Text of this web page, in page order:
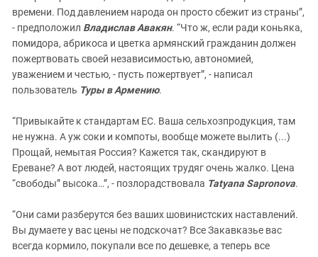
времени. Под давлением народа он просто сбежит из страны”,
- предположил Владислав Авакян. “Что ж, если ради коньяка,
помидора, абрикоса и цветка армянский гражданин должен
пожертвовать своей независимостью, автономией,
уважением и честью, - пусть пожертвует”, - написал
пользователь Туры в Армению.
“Привыкайте к стандартам ЕС. Ваша сельхозпродукция, там
не нужна. А уж соки и компоты, вообще можете вылить (...)
Прощай, немытая Россия? Кажется так, скандируют в
Ереване? А вот людей, настоящих трудяг очень жалко. Цена
“свободы” высока…”, - позлорадствовала Tatyana Sapronova.
“Они сами разберутся без ваших шовинистских наставлений.
Вы думаете у вас цены не подскочат? Все Закавказье вас
всегда кормило, покупали все по дешевке, а теперь все